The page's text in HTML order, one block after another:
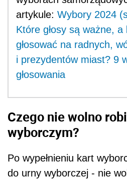
artykule: Wybory 2024
Które głosy są ważne,
głosować na radnych,
i prezydentów miast? 9
głosowania
Czego nie wolno
wyborczym?
Po wypełnieniu kart
do urny wyborczej - nie